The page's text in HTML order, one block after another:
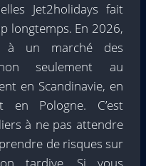
Jet2holidays fait
longtemps. En 2026,
à un marché des
seulement au
en Scandinavie, en
en Pologne. C’est
à ne pas attendre
de risques sur